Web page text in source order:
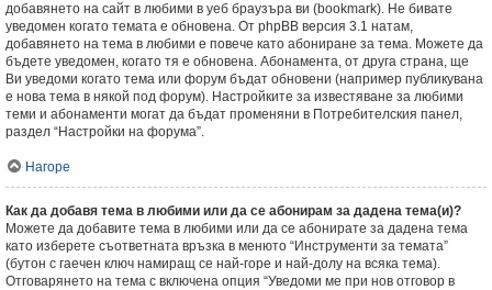
добавянето на сайт в любими в уеб браузъра ви (bookmark). Не бивате
уведомен когато темата е обновена. От phpBB версия 3.1 натам,
добавянето на тема в любими е повече като абониране за тема. Можете да
бъдете уведомен, когато тя е обновена. Абонамента, от друга страна, ще
Ви уведоми когато тема или форум бъдат обновени (например публикувана
е нова тема в някой под форум). Настройките за известяване за любими
теми и абонаменти могат да бъдат променяни в Потребителския панел,
раздел “Настройки на форума”.
Нагоре
Как да добавя тема в любими или да се абонирам за дадена тема(и)?
Можете да добавите тема в любими или да се абонирате за дадена тема
като изберете съответната връзка в менюто “Инструменти за темата”
(бутон с гаечен ключ намиращ се най-горе и най-долу на всяка тема).
Отговарянето на тема с включена опция “Уведоми ме при нов отговор в